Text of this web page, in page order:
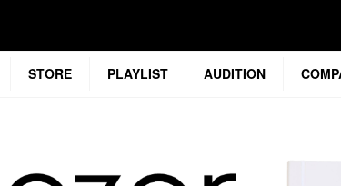
STORE PLAYLIST AUDITION